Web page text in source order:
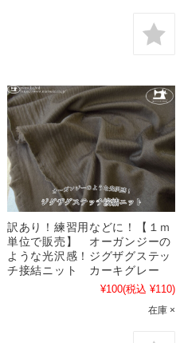
訳あり！練習用などに！【１ｍ
単位で販売】 オーガンジーの
ような光沢感！ジグザグステッ
チ接結ニット カーキグレー
¥100(税込 ¥110)
在庫 ×